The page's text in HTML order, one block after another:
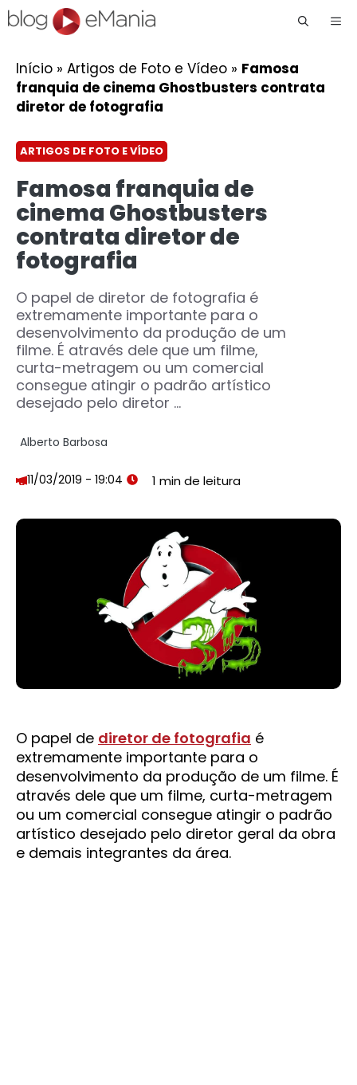
Início » Artigos de Foto e Vídeo » Famosa
franquia de cinema Ghostbusters contrata
diretor de fotografia
ARTIGOS DE FOTO E VÍDEO
Famosa franquia de
cinema Ghostbusters
contrata diretor de
fotografia
O papel de diretor de fotografia é
extremamente importante para o
desenvolvimento da produção de um
filme. É através dele que um filme,
curta-metragem ou um comercial
consegue atingir o padrão artístico
desejado pelo diretor ...
Alberto Barbosa
11/03/2019 - 19:04
O papel de diretor de fotografia é
extremamente importante para o
desenvolvimento da produção de um filme. É
através dele que um filme, curta-metragem
ou um comercial consegue atingir o padrão
artístico desejado pelo diretor geral da obra
e demais integrantes da área.